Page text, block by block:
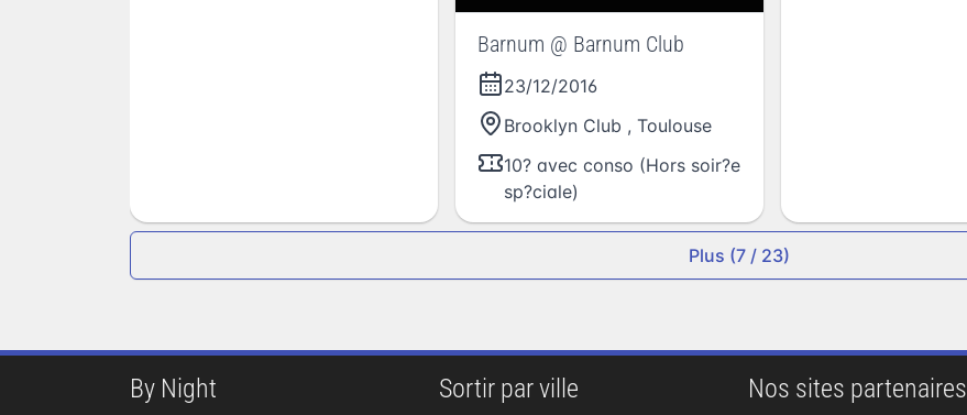
Barnum @ Barnum Club
23/12/2016
Brooklyn Club , Toulouse
10? avec conso (Hors soir?e
sp?ciale)
Plus (7 / 23)
By Night Sortir par ville Nos sites partenaires